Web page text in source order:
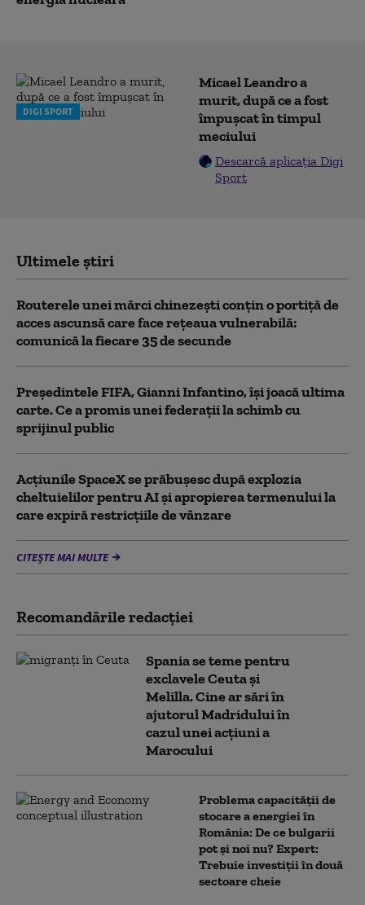
DIGI SPORT
Micael Leandro a
murit, după ce a fost
împușcat în timpul
meciului
Descarcă aplicația Digi
Sport
Ultimele știri
Routerele unei mărci chinezești conțin o portiță de
acces ascunsă care face rețeaua vulnerabilă:
comunică la fiecare 35 de secunde
Președintele FIFA, Gianni Infantino, îşi joacă ultima
carte. Ce a promis unei federații la schimb cu
sprijinul public
Acţiunile SpaceX se prăbuşesc după explozia
cheltuielilor pentru AI şi apropierea termenului la
care expiră restricţiile de vânzare
CITEȘTE MAI MULTE
Recomandările redacţiei
Spania se teme pentru
exclavele Ceuta și
Melilla. Cine ar sări în
ajutorul Madridului în
cazul unei acțiuni a
Marocului
Problema capacității de
stocare a energiei în
România: De ce bulgarii
pot și noi nu? Expert:
Trebuie investiții în două
sectoare cheie